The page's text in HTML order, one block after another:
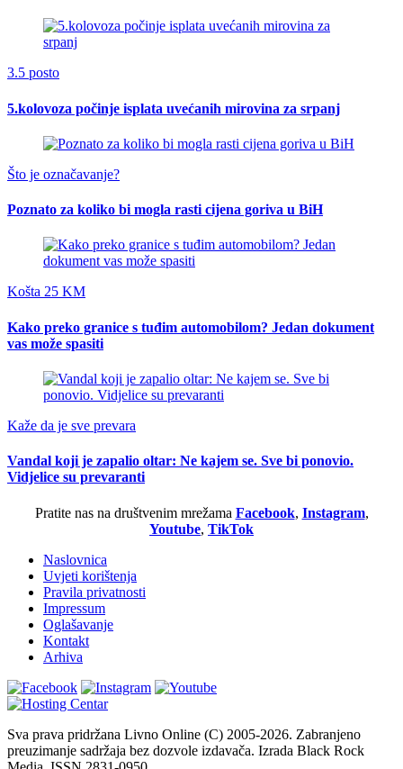
3.5 posto
5.kolovoza počinje isplata uvećanih mirovina za srpanj
Što je označavanje?
Poznato za koliko bi mogla rasti cijena goriva u BiH
Košta 25 KM
Kako preko granice s tuđim automobilom? Jedan dokument
vas može spasiti
Kaže da je sve prevara
Vandal koji je zapalio oltar: Ne kajem se. Sve bi ponovio.
Vidjelice su prevaranti
Pratite nas na društvenim mrežama Facebook, Instagram,
Youtube, TikTok
Naslovnica
Uvjeti korištenja
Pravila privatnosti
Impressum
Oglašavanje
Kontakt
Arhiva
Sva prava pridržana Livno Online (C) 2005-2026. Zabranjeno
preuzimanje sadržaja bez dozvole izdavača. Izrada Black Rock